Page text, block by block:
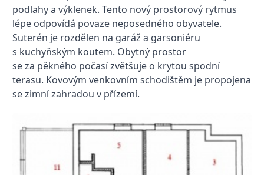
podlahy a výklenek. Tento nový prostorový rytmus
lépe odpovídá povaze neposedného obyvatele.
Suterén je rozdělen na garáž a garsoniéru
s kuchyňským koutem. Obytný prostor
se za pěkného počasí zvětšuje o krytou spodní
terasu. Kovovým venkovním schodištěm je propojena
se zimní zahradou v přízemí.